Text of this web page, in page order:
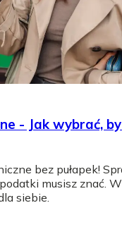
- Jak wybrać,
bez pułapek!
musisz znać.
siebie.